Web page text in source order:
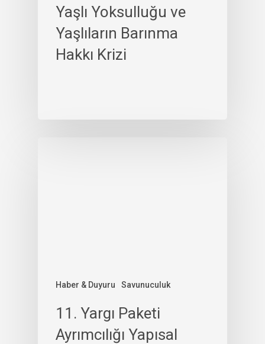
Yaşlı Yoksulluğu ve
Yaşlıların Barınma
Hakkı Krizi
Haber & Duyuru Savunuculuk
11. Yargı Paketi
Ayrımcılığı Yapısal